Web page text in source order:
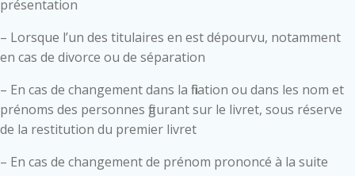
présentation
– Lorsque l’un des titulaires en est dépourvu, notamment
en cas de divorce ou de séparation
– En cas de changement dans la filiation ou dans les nom et
prénoms des personnes figurant sur le livret, sous réserve
de la restitution du premier livret
– En cas de changement de prénom prononcé à la suite